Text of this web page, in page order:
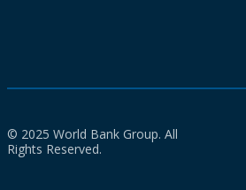
© 2025 World Bank Group. All
Rights Reserved.